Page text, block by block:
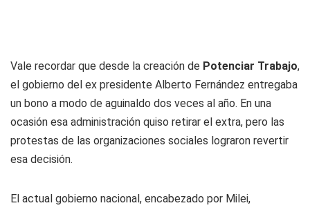
Vale recordar que desde la creación de Potenciar Trabajo,
el gobierno del ex presidente Alberto Fernández entregaba
un bono a modo de aguinaldo dos veces al año. En una
ocasión esa administración quiso retirar el extra, pero las
protestas de las organizaciones sociales lograron revertir
esa decisión.
El actual gobierno nacional, encabezado por Milei,